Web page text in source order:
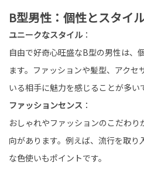
B型男性：個性とスタイ
ユニークなスタイル：
自由で好奇心旺盛なB型の男性は、
ます。ファッションや髪型、アクセ
いる相手に魅力を感じることが多い
ファッションセンス ：
おしゃれやファッションのこだわ
向があります。例えば、流行を取
な色使いもポイントです。